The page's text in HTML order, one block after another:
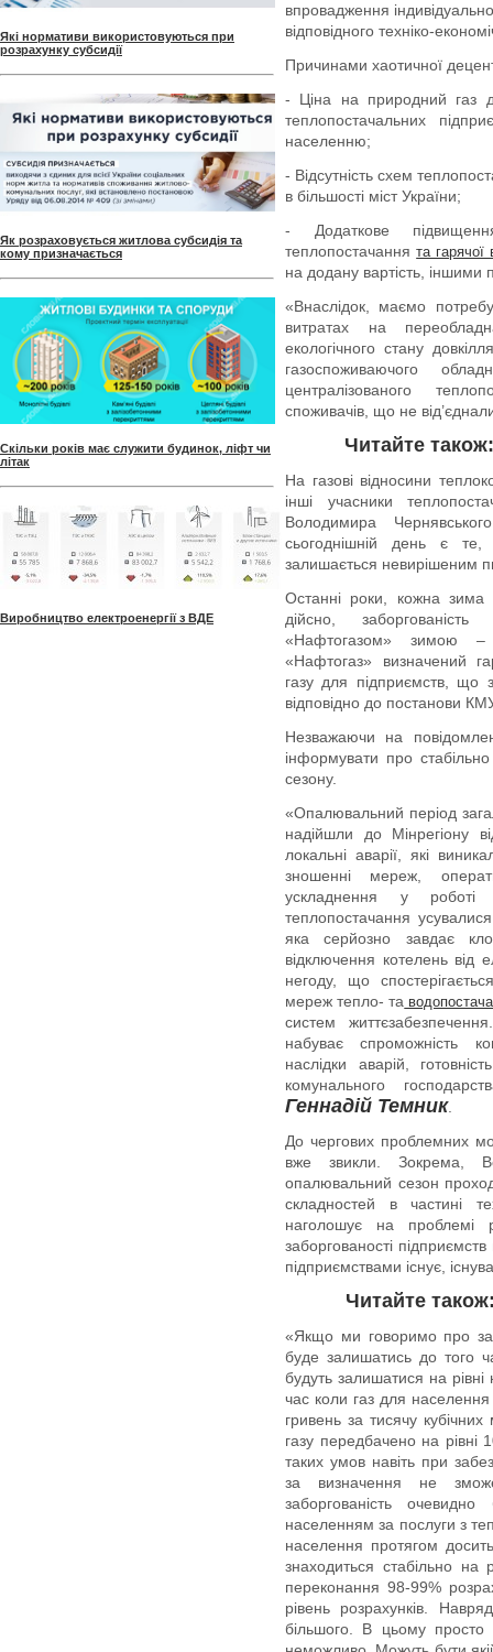
Які нормативи використовуються при
розрахунку субсидії
Як розраховується житлова субсидія та
кому призначається
Скільки років має служити будинок, ліфт чи
літак
Виробництво електроенергії з ВДЕ
впровадження
відповідного техніко-
Причинами хаотичної
- Ціна на природний газ
теплопостачальних
населенню;
- Відсутність схем
в більшості міст України;
- Додаткове
теплопостачаннята гарячої
на додану вартість,
«Внаслідок, маємо
витратах на
екологічного стану
газоспоживаючого
централізованого
споживачів, що не
Читайте
На газові відносини
інші учасники
Володимира
сьогоднішній день є
залишається невирішеним
Останні роки, кожна зима
дійсно,
«Нафтогазом» зимою
«Нафтогаз» визначений
газу для підприємств, що
відповідно до постанови
Незважаючи на
інформувати про
сезону.
«Опалювальний період
надійшли до Мінрегіону
локальні аварії, які
зношенні мереж,
ускладнення у роботі
теплопостачання
яка серйозно завдає
відключення котелень від
негоду, що
мереж тепло- та
систем
набуває спроможність
наслідки аварій,
комунального
Геннадій Темник.
До чергових проблемних
вже звикли. Зокрема,
опалювальний сезон
складностей в частині
наголошує на проблемі
заборгованості
підприємствами існує,
Читайте
«Якщо ми говоримо про
буде залишатись до того
будуть залишатися на
час коли газ для
гривень за тисячу
газу передбачено на рівні
таких умов навіть при
за визначення не
заборгованість
населенням за послуги з
населення протягом
знаходиться стабільно
переконання 98-99%
рівень розрахунків.
більшого. В цьому